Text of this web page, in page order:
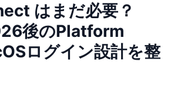
はまだ必要？
後のPlatform
ログイン設計を整